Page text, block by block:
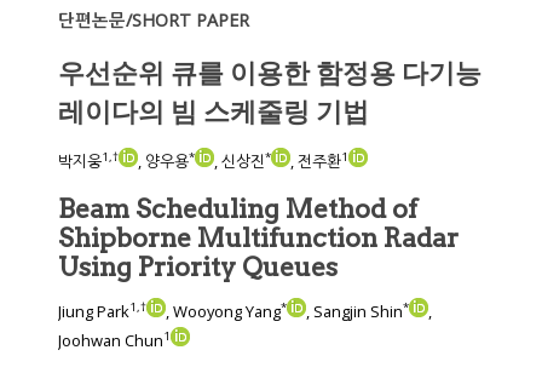
단편논문/SHORT PAPER
우선순위 큐를 이용한 함정용 다기능
레이다의 빔 스케줄링 기법
박지웅1,† , 양우용* , 신상진* , 전주환1
Beam Scheduling Method of
Shipborne Multifunction Radar
Using Priority Queues
Jiung Park1,† , Wooyong Yang* , Sangjin Shin*
,
Joohwan Chun1